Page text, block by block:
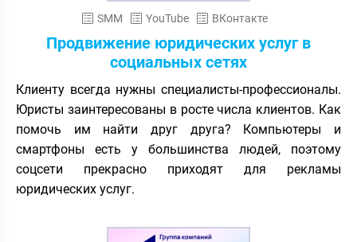
SMM YouTube ВКонтакте
Продвижение юридических услуг в
социальных сетях
Клиенту всегда нужны специалисты-профессионалы.
Юристы заинтересованы в росте числа клиентов. Как
помочь им найти друг друга? Компьютеры и
смартфоны есть у большинства людей, поэтому
соцсети прекрасно приходят для рекламы
юридических услуг.